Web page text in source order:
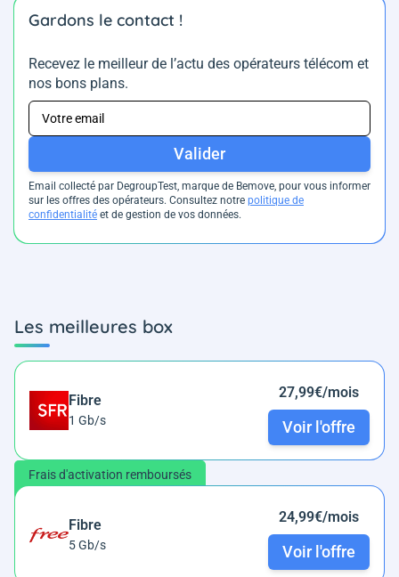
Gardons le contact !
Recevez le meilleur de l’actu des opérateurs télécom et
nos bons plans.
Valider
Email collecté par DegroupTest, marque de Bemove, pour vous informer
sur les offres des opérateurs. Consultez notre politique de
confidentialité et de gestion de vos données.
Les meilleures box
Fibre
1 Gb/s
27,99€/mois
Voir l'offre
Frais d'activation remboursés
Fibre
5 Gb/s
24,99€/mois
Voir l'offre